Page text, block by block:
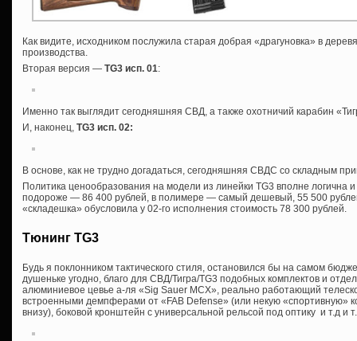
Как видите, исходником послужила старая добрая «драгуновка» в
производства.
Вторая версия — TG3 исп. 01:
Именно так выглядит сегодняшняя СВД, а также охотничий карабин
И, наконец, TG3 исп. 02:
В основе, как не трудно догадаться, сегодняшняя СВДС со складным
Политика ценообразования на модели из линейки TG3 вполне логична
подороже — 86 400 рублей, в полимере — самый дешевый, 55 500
«складешка» обусловила у 02-го исполнения стоимость 78 300 рублей.
Тюнинг TG3
Будь я поклонником тактического стиля, остановился бы на самом
душеньке угодно, благо для СВД/Тигра/TG3 подобных комплектов и
алюминиевое цевье а-ля «Sig Sauer MCX», реально работающий
встроенными демпферами от «FAB Defense» (или некую «спортивную»
внизу), боковой кронштейн с универсальной рельсой под оптику и т.д и